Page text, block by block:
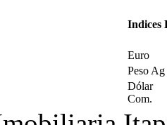
Indices
Euro
Peso Ag
Dólar
Com.